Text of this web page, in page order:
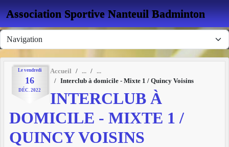
Association Sportive Nanteuil Badminton
Le vendredi
16
DÉC. 2022
Accueil
Interclub à domicile - Mixte 1 / Quincy Voisins
INTERCLUB À
DOMICILE - MIXTE 1 /
QUINCY VOISINS